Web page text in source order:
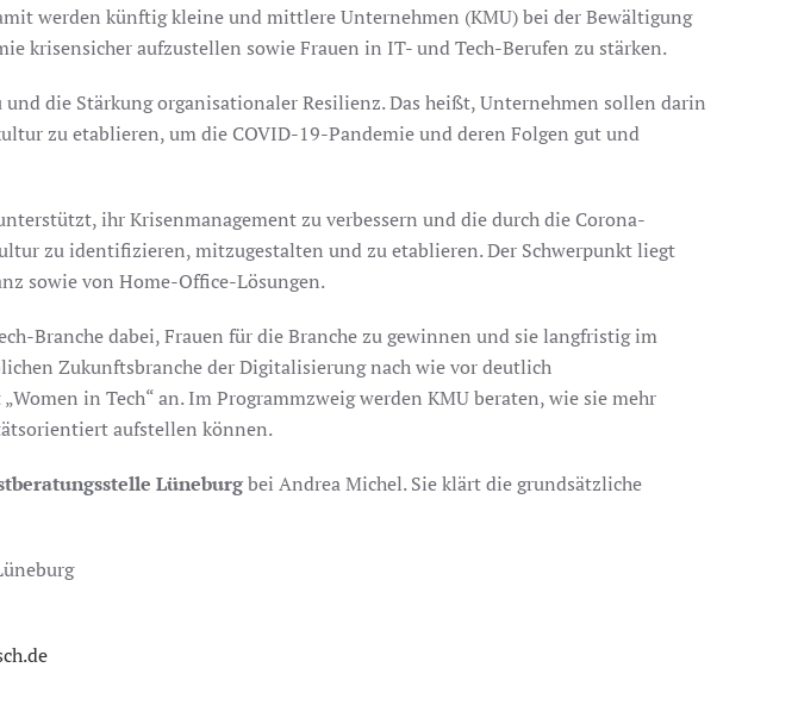
werden künftig kleine und mittlere Unternehmen (KMU) bei der Bewältigung
krisensicher aufzustellen sowie Frauen in IT- und Tech-Berufen zu stärken.
und die Stärkung organisationaler Resilienz. Das heißt, Unternehmen sollen darin
zu etablieren, um die COVID-19-Pandemie und deren Folgen gut und
ihr Krisenmanagement zu verbessern und die durch die Corona-
zu identifizieren, mitzugestalten und zu etablieren. Der Schwerpunkt liegt
sowie von Home-Office-Lösungen.
Branche dabei, Frauen für die Branche zu gewinnen und sie langfristig im
Zukunftsbranche der Digitalisierung nach wie vor deutlich
in Tech“ an. Im Programmzweig werden KMU beraten, wie sie mehr
aufstellen können.
Lüneburgbei Andrea Michel. Sie klärt die grundsätzliche